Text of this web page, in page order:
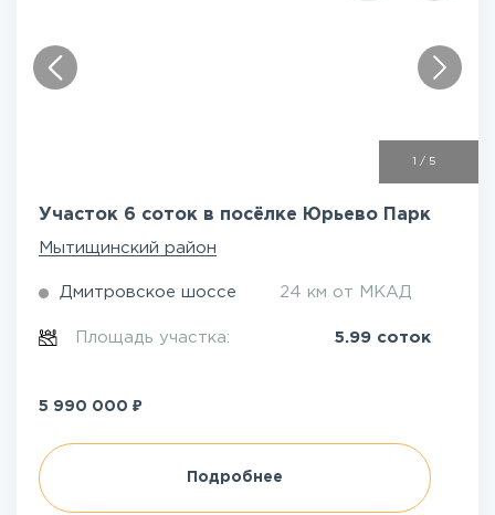
/ 5
Участок 6 соток в посёлке Юрьево Парк
Мытищинский район
Дмитровское шоссе 24 км от МКАД
Площадь участка: 5.99 соток
5 990 000 ₽
Подробнее